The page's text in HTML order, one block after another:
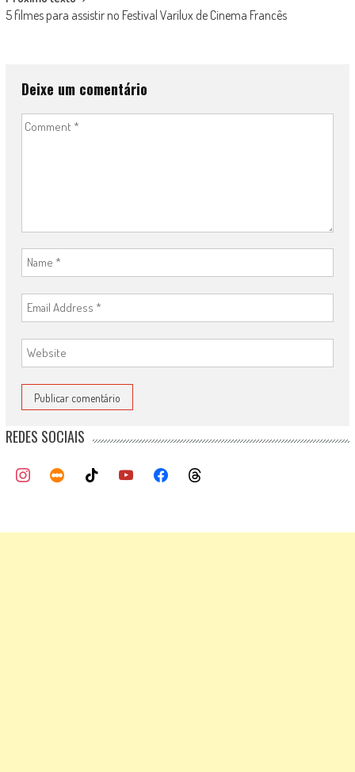
5 filmes para assistir no Festival Varilux de Cinema Francês
Deixe um comentário
REDES SOCIAIS